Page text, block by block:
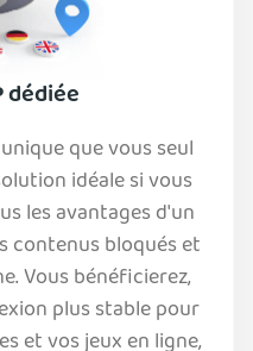
dédiée
que vous seul
idéale si vous
les avantages d'un
contenus bloqués et
Vous bénéficierez,
plus stable pour
et vos jeux en ligne,